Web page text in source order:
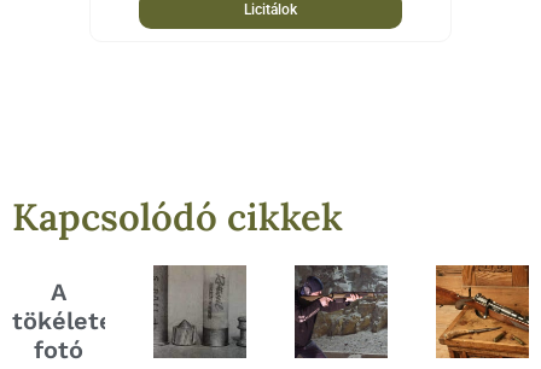
Licitálok
Kapcsolódó cikkek
A
tökéletes
fotó